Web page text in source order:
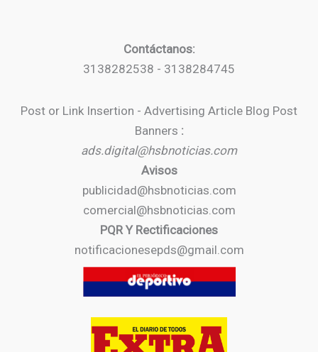
Contáctanos:
3138282538 - 3138284745
Post or Link Insertion - Advertising Article Blog Post
Banners :
ads.digital@hsbnoticias.com
Avisos
publicidad@hsbnoticias.com
comercial@hsbnoticias.com
PQR Y Rectificaciones
notificacionesepds@gmail.com